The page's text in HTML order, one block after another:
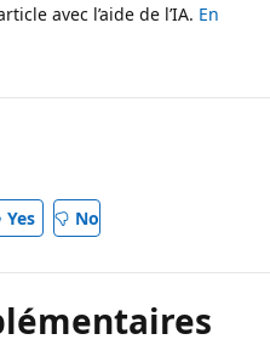
avec l’aide de l’IA. En
Yes No